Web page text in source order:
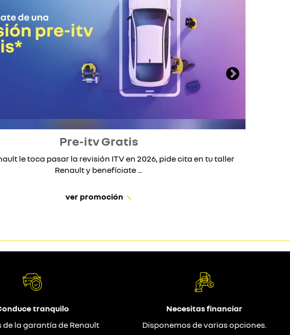
Pre-itv Gratis
le toca pasar la revisión ITV en 2026, pide cita en tu taller
Renault y benefíciate ...
ver promoción
tranquilo
de la garantía de Renault
Necesitas financiar
Disponemos de varias opciones.